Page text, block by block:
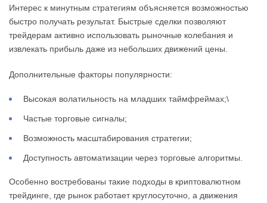
Интерес к минутным стратегиям объясняется возможностью
быстро получать результат. Быстрые сделки позволяют
трейдерам активно использовать рыночные колебания и
извлекать прибыль даже из небольших движений цены.
Дополнительные факторы популярности:
Высокая волатильность на младших таймфреймах;\
Частые торговые сигналы;
Возможность масштабирования стратегии;
Доступность автоматизации через торговые алгоритмы.
Особенно востребованы такие подходы в криптовалютном
трейдинге, где рынок работает круглосуточно, а движения